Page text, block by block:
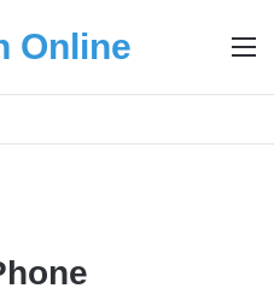
Online